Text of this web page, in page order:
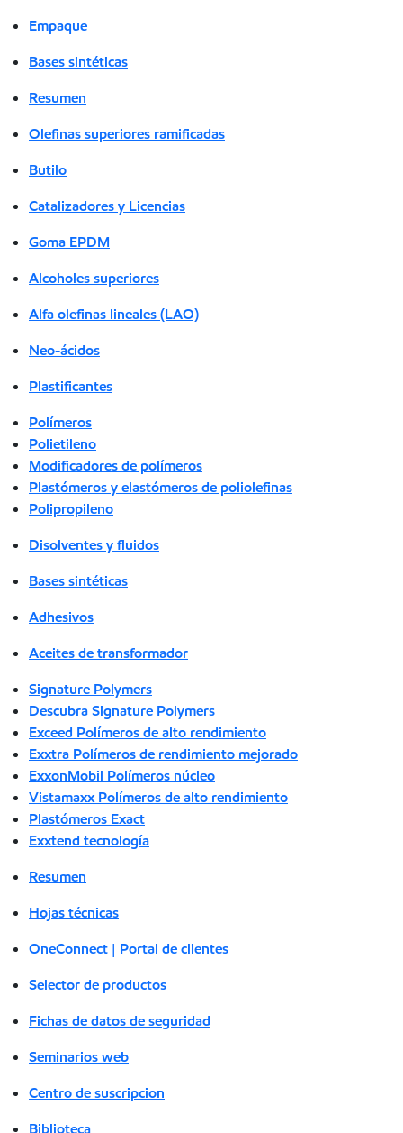
Empaque
Bases sintéticas
Resumen
Olefinas superiores ramificadas
Butilo
Catalizadores y Licencias
Goma EPDM
Alcoholes superiores
Alfa olefinas lineales (LAO)
Neo-ácidos
Plastificantes
Polímeros
Polietileno
Modificadores de polímeros
Plastómeros y elastómeros de poliolefinas
Polipropileno
Disolventes y fluidos
Bases sintéticas
Adhesivos
Aceites de transformador
Signature Polymers
Descubra Signature Polymers
Exceed Polímeros de alto rendimiento
Exxtra Polímeros de rendimiento mejorado
ExxonMobil Polímeros núcleo
Vistamaxx Polímeros de alto rendimiento
Plastómeros Exact
Exxtend tecnología
Resumen
Hojas técnicas
OneConnect | Portal de clientes
Selector de productos
Fichas de datos de seguridad
Seminarios web
Centro de suscripcion
Biblioteca